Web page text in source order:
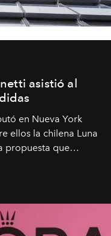
asistió al
en Nueva York
ellos la chilena Luna
propuesta que